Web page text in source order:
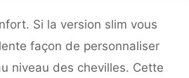
Si la version slim vous
façon de personnaliser
niveau des chevilles. Cette